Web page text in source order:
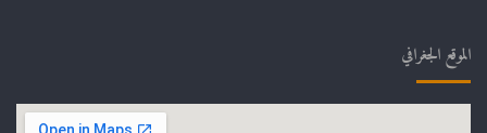
الموقع الجغرافي